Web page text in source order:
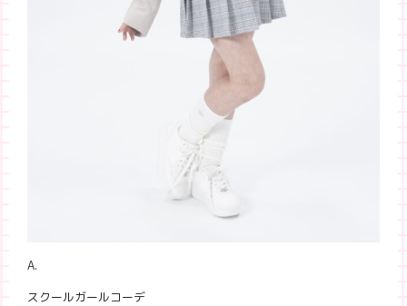
A.
スクールガールコーデ